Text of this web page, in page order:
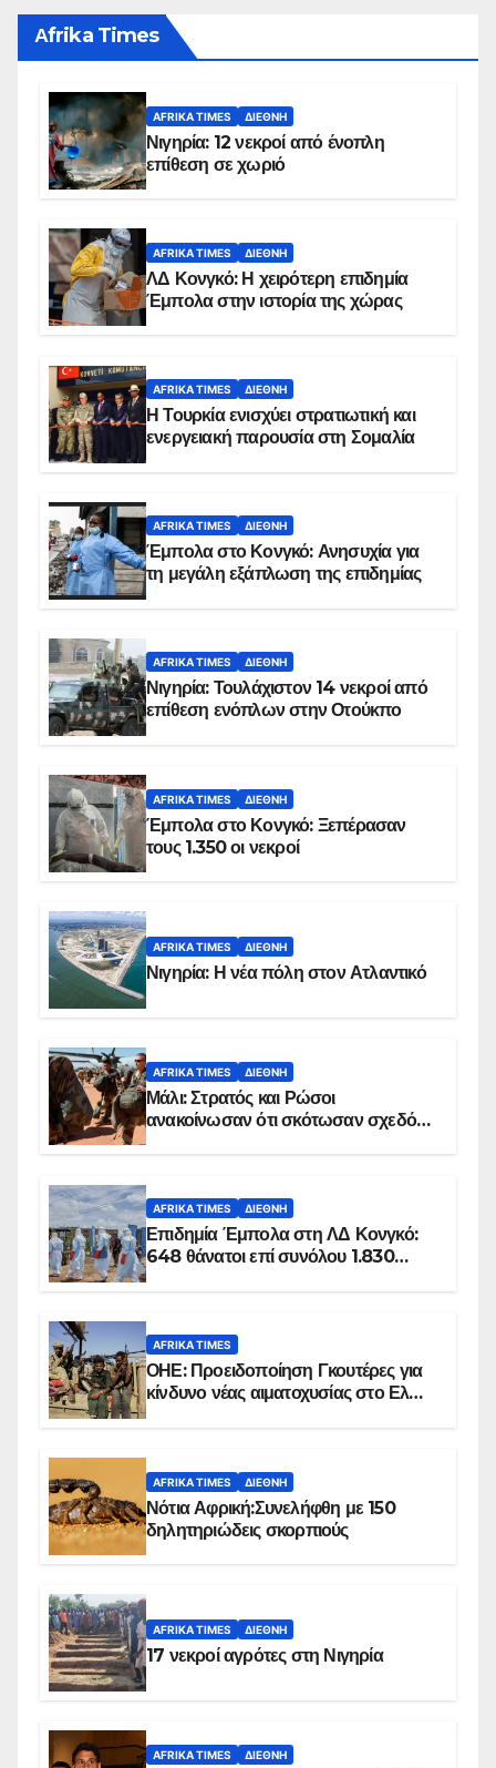
Αfrika Times
AFRIKA TIMES ΔΙΕΘΝΉ
Νιγηρία: 12 νεκροί από ένοπλη
επίθεση σε χωριό
AFRIKA TIMES ΔΙΕΘΝΉ
ΛΔ Κονγκό: Η χειρότερη επιδημία
Έμπολα στην ιστορία της χώρας
AFRIKA TIMES ΔΙΕΘΝΉ
Η Τουρκία ενισχύει στρατιωτική και
ενεργειακή παρουσία στη Σομαλία
AFRIKA TIMES ΔΙΕΘΝΉ
Έμπολα στο Κονγκό: Ανησυχία για
τη μεγάλη εξάπλωση της επιδημίας
AFRIKA TIMES ΔΙΕΘΝΉ
Νιγηρία: Τουλάχιστον 14 νεκροί από
επίθεση ενόπλων στην Οτούκπο
AFRIKA TIMES ΔΙΕΘΝΉ
Έμπολα στο Κονγκό: Ξεπέρασαν
τους 1.350 οι νεκροί
AFRIKA TIMES ΔΙΕΘΝΉ
Νιγηρία: Η νέα πόλη στον Ατλαντικό
AFRIKA TIMES ΔΙΕΘΝΉ
Μάλι: Στρατός και Ρώσοι
ανακοίνωσαν ότι σκότωσαν σχεδόν
AFRIKA TIMES ΔΙΕΘΝΉ
Επιδημία Έμπολα στη ΛΔ Κονγκό:
648 θάνατοι επί συνόλου 1.830
AFRIKA TIMES
ΟΗΕ: Προειδοποίηση Γκουτέρες για
κίνδυνο νέας αιματοχυσίας στο Ελ
AFRIKA TIMES ΔΙΕΘΝΉ
Νότια Αφρική:Συνελήφθη με 150
δηλητηριώδεις σκορπιούς
AFRIKA TIMES ΔΙΕΘΝΉ
17 νεκροί αγρότες στη Νιγηρία
AFRIKA TIMES ΔΙΕΘΝΉ